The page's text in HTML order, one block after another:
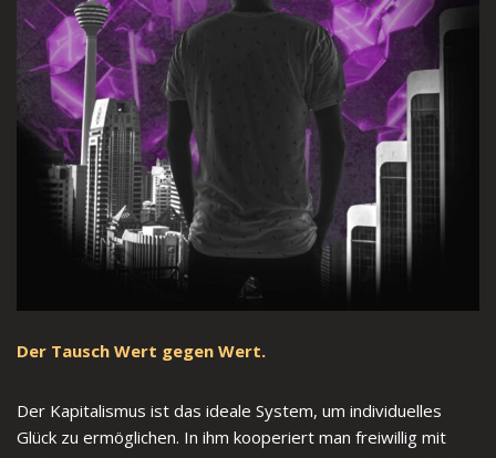
Der Tausch Wert gegen Wert.
Der Kapitalismus ist das ideale System, um individuelles
Glück zu ermöglichen. In ihm kooperiert man freiwillig mit